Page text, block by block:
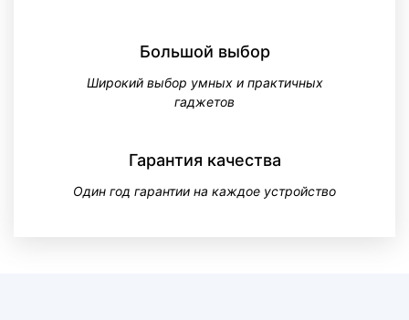
Большой выбор
Широкий выбор умных и практичных
гаджетов
Гарантия качества
Один год гарантии на каждое устройство